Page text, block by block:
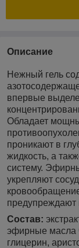
Описание
Нежный гель
впервые
Обладает
проникают в
жидкость, а
систему.
укрепляют
предупреждают
Состав:
эфирные масла
глицерин,